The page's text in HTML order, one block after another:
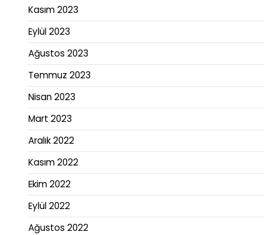
Kasım 2023
Eylül 2023
Ağustos 2023
Temmuz 2023
Nisan 2023
Mart 2023
Aralık 2022
Kasım 2022
Ekim 2022
Eylül 2022
Ağustos 2022